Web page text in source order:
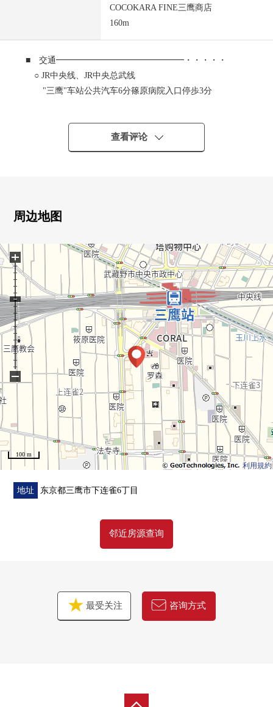
COCOKARA FINE三鹰商店
160m
■ 交通━━━━━━━━━━━━━━━・・・・・
○ JR中央线、JR中央总武线
"三鹰"车站公共汽车6分篠原病院入口停歩3分
"吉祥寺"车站公共汽车8分篠原病院入口停歩3分
○ JR中央线、JR中央总武线
"三鹰"车站步行23分钟
○ 实际使用面积：墙芯52.85平米
○ 光照为朝南良好
○ 超市步行1分钟
○ 房型：2LDK
○ 递交马上可(结算尾款后)
查看评论
周边地图
利用規約
100 m
+
−
地址 东京都三鹰市下连雀6丁目
邻近房源查询
最受关注 咨询方式